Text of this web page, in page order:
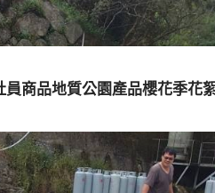
員商品地質公園產品櫻花季花